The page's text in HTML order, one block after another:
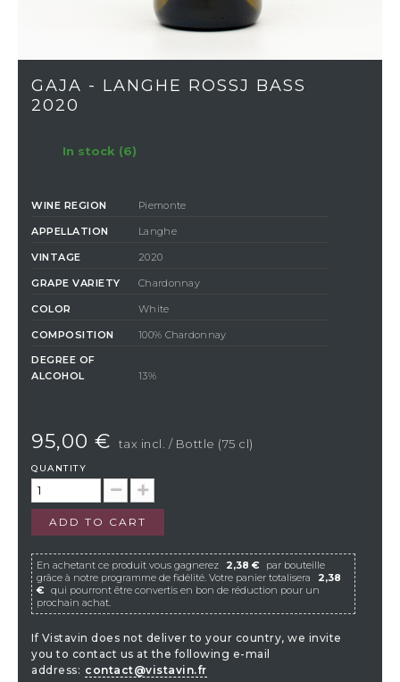
GAJA - LANGHE ROSSJ BASS
2020
In stock (6)
WINE REGION Piemonte
APPELLATION Langhe
VINTAGE 2020
GRAPE VARIETY Chardonnay
COLOR White
COMPOSITION
100% Chardonnay
DEGREE OF
ALCOHOL
13%
95,00 € tax incl. / Bottle (75 cl)
QUANTITY
ADD TO CART
En achetant ce produit vous gagnerez 2,38 €
par bouteille
grâce à notre programme de fidélité. Votre panier totalisera
2,38
€ qui pourront être convertis en bon de réduction pour un
prochain achat.
If Vistavin does not deliver to your country, we invite
you to contact us at the following e-mail
address: contact@vistavin.fr